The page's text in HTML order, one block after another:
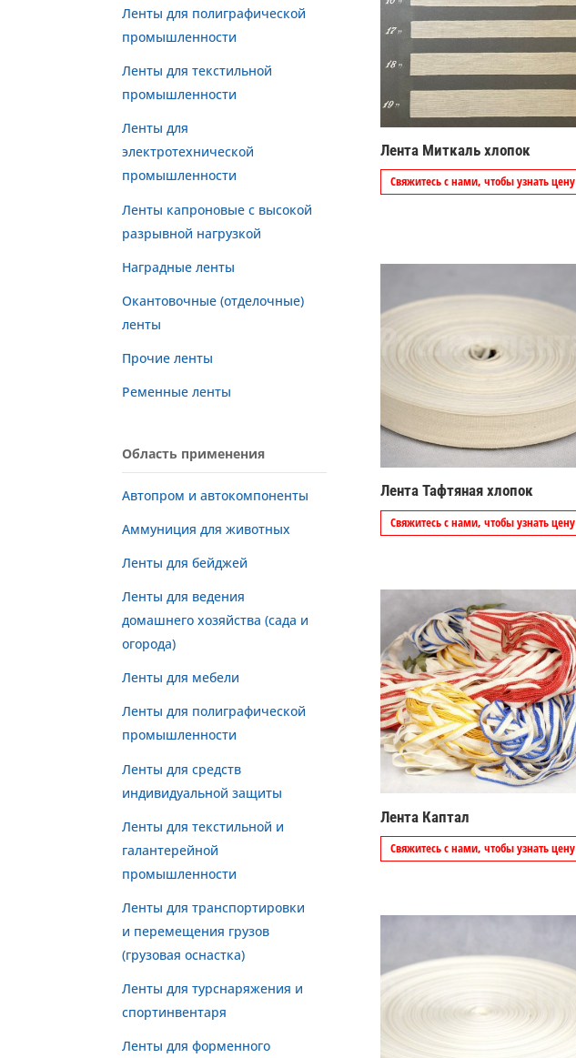
Ленты для полиграфической
промышленности
Ленты для текстильной
промышленности
Ленты для
электротехнической
промышленности
Ленты капроновые с высокой
разрывной нагрузкой
Наградные ленты
Окантовочные (отделочные)
ленты
Прочие ленты
Ременные ленты
Область применения
Автопром и автокомпоненты
Аммуниция для животных
Ленты для бейджей
Ленты для ведения
домашнего хозяйства (сада и
огорода)
Ленты для мебели
Ленты для полиграфической
промышленности
Ленты для средств
индивидуальной защиты
Ленты для текстильной и
галантерейной
промышленности
Ленты для транспортировки
и перемещения грузов
(грузовая оснастка)
Ленты для турснаряжения и
спортинвентаря
Ленты для форменного
Лента Миткаль хлопок
Свяжитесь с нами, чтобы узнать цену
Лента Тафтяная хлопок
Свяжитесь с нами, чтобы узнать цену
Лента Каптал
Свяжитесь с нами, чтобы узнать цену